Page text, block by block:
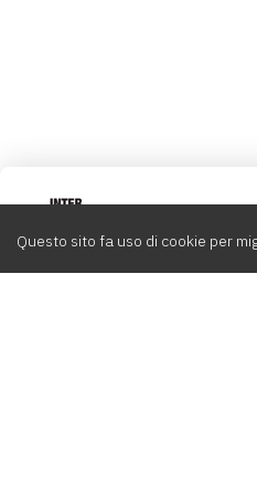
Questo sito fa uso di cookie per